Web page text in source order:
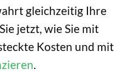
gleichzeitig Ihre
jetzt, wie Sie mit
Kosten und mit
.